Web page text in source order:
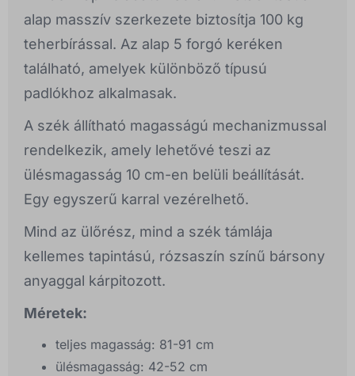
alap masszív szerkezete biztosítja 100 kg
teherbírással. Az alap 5 forgó keréken
található, amelyek különböző típusú
padlókhoz alkalmasak.
A szék állítható magasságú mechanizmussal
rendelkezik, amely lehetővé teszi az
ülésmagasság 10 cm-en belüli beállítását.
Egy egyszerű karral vezérelhető.
Mind az ülőrész, mind a szék támlája
kellemes tapintású, rózsaszín színű bársony
anyaggal kárpitozott.
Méretek:
teljes magasság: 81-91 cm
ülésmagasság: 42-52 cm